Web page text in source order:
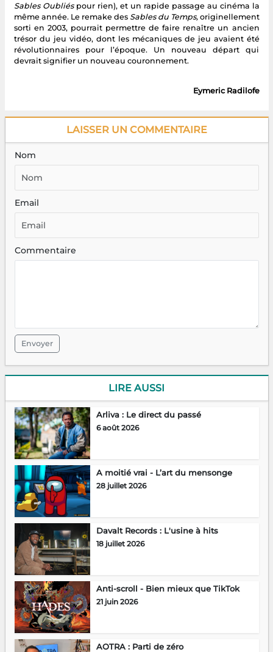
Sables Oubliéspour rien), et un rapide passage au cinéma la
même année. Le remake des Sables du Temps,originellement
sorti en 2003, pourrait permettre de faire renaître un ancien
trésor du jeu vidéo, dont les mécaniques de jeu avaient été
révolutionnaires pour l’époque. Un nouveau départ qui
devrait signifier un nouveau couronnement.
Eymeric Radilofe
LAISSER UN COMMENTAIRE
Nom
Email
Commentaire
Envoyer
LIRE AUSSI
Arliva : Le direct du passé
6 août 2026
A moitié vrai - L’art du mensonge
28 juillet 2026
Davalt Records : L'usine à hits
18 juillet 2026
Anti-scroll - Bien mieux que TikTok
21 juin 2026
AOTRA : Parti de zéro